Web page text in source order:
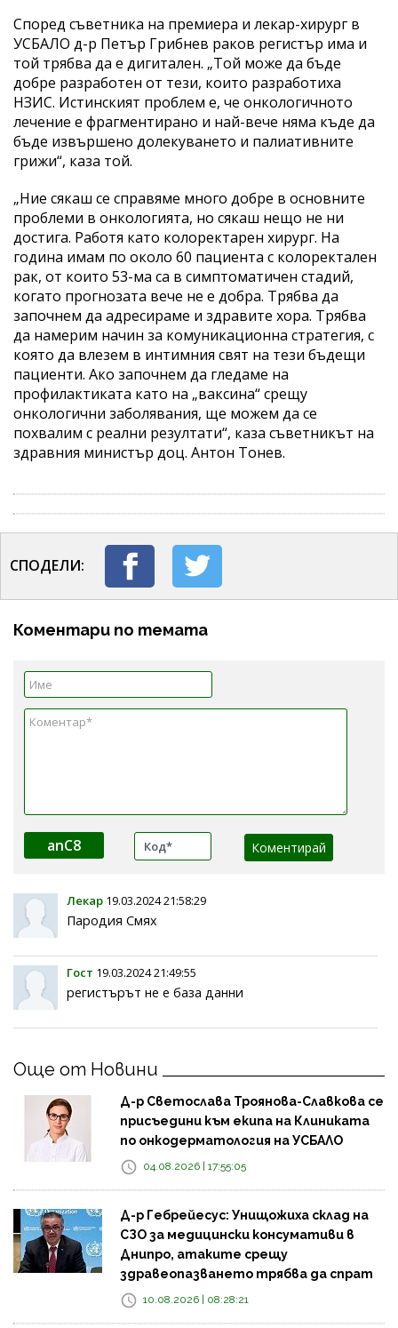
Според съветника на премиера и лекар-хирург в
УСБАЛО д-р Петър Грибнев раков регистър има и
той трябва да е дигитален. „Той може да бъде
добре разработен от тези, които разработиха
НЗИС. Истинският проблем е, че онкологичното
лечение е фрагментирано и най-вече няма къде да
бъде извършено долекуването и палиативните
грижи“, каза той.
„Ние сякаш се справяме много добре в основните
проблеми в онкологията, но сякаш нещо не ни
достига. Работя като колоректарен хирург. На
година имам по около 60 пациента с колоректален
рак, от които 53-ма са в симптоматичен стадий,
когато прогнозата вече не е добра. Трябва да
започнем да адресираме и здравите хора. Трябва
да намерим начин за комуникационна стратегия, с
която да влезем в интимния свят на тези бъдещи
пациенти. Ако започнем да гледаме на
профилактиката като на „ваксина“ срещу
онкологични заболявания, ще можем да се
похвалим с реални резултати“, каза съветникът на
здравния министър доц. Антон Тонев.
СПОДЕЛИ:
Коментари по темата
anC8
Лекар 19.03.2024 21:58:29
Пародия Смях
Гост 19.03.2024 21:49:55
регистърът не е база данни
Още от Новини
Д-р Светослава Троянова-Славкова се
присъедини към екипа на Клиниката
по онкодерматология на УСБАЛО
04.08.2026 | 17:55:05
Д-р Гебрейесус: Унищожиха склад на
СЗО за медицински консумативи в
Днипро, атаките срещу
здравеопазването трябва да спрат
10.08.2026 | 08:28:21